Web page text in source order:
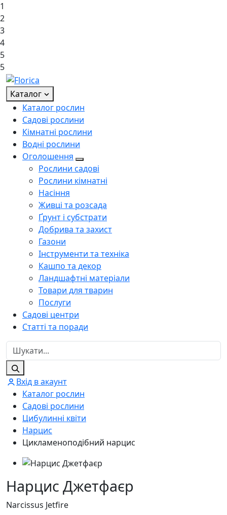
1
2
3
4
5
5
Каталог
Каталог рослин
Садові рослини
Кімнатні рослини
Водні рослини
Оголошення
Рослини садові
Рослини кімнатні
Насіння
Живці та розсада
Ґрунт і субстрати
Добрива та захист
Газони
Інструменти та техніка
Кашпо та декор
Ландшафтні матеріали
Товари для тварин
Послуги
Садові центри
Статті та поради
Вхід в акаунт
Каталог рослин
Садові рослини
Цибулинні квіти
Нарцис
Цикламеноподібний нарцис
Нарцис Джетфаєр
Narcissus Jetfire